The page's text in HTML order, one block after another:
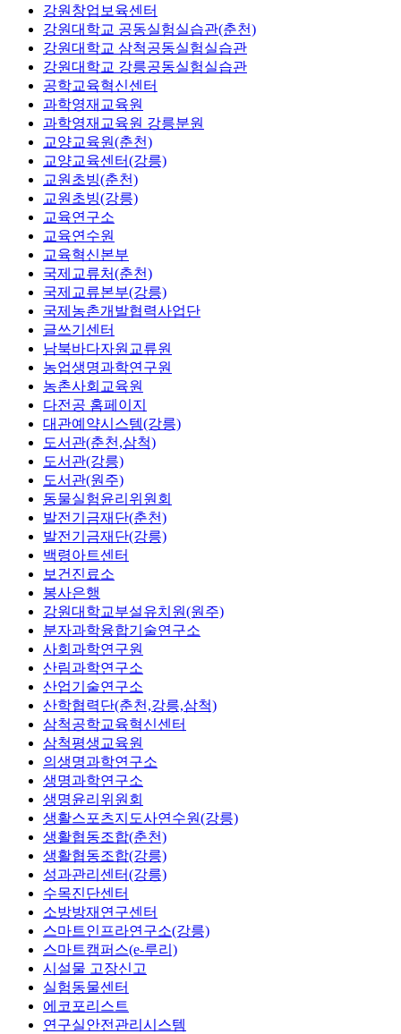
강원창업보육센터
강원대학교 공동실험실습관(춘천)
강원대학교 삼척공동실험실습관
강원대학교 강릉공동실험실습관
공학교육혁신센터
과학영재교육원
과학영재교육원 강릉분원
교양교육원(춘천)
교양교육센터(강릉)
교원초빙(춘천)
교원초빙(강릉)
교육연구소
교육연수원
교육혁신본부
국제교류처(춘천)
국제교류본부(강릉)
국제농촌개발협력사업단
글쓰기센터
남북바다자원교류원
농업생명과학연구원
농촌사회교육원
다전공 홈페이지
대관예약시스템(강릉)
도서관(춘천,삼척)
도서관(강릉)
도서관(원주)
동물실험윤리위원회
발전기금재단(춘천)
발전기금재단(강릉)
백령아트센터
보건진료소
봉사은행
강원대학교부설유치원(원주)
분자과학융합기술연구소
사회과학연구원
산림과학연구소
산업기술연구소
산학협력단(춘천,강릉,삼척)
삼척공학교육혁신센터
삼척평생교육원
의생명과학연구소
생명과학연구소
생명윤리위원회
생활스포츠지도사연수원(강릉)
생활협동조합(춘천)
생활협동조합(강릉)
성과관리센터(강릉)
수목진단센터
소방방재연구센터
스마트인프라연구소(강릉)
스마트캠퍼스(e-루리)
시설물 고장신고
실험동물센터
에코포리스트
연구실안전관리시스템